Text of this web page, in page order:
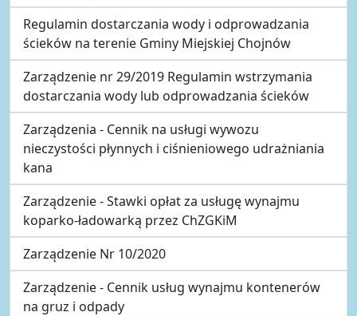
Regulamin dostarczania wody i odprowadzania
ścieków na terenie Gminy Miejskiej Chojnów
Zarządzenie nr 29/2019 Regulamin wstrzymania
dostarczania wody lub odprowadzania ścieków
Zarządzenia - Cennik na usługi wywozu
nieczystości płynnych i ciśnieniowego udrażniania
kana
Zarządzenie - Stawki opłat za usługę wynajmu
koparko-ładowarką przez ChZGKiM
Zarządzenie Nr 10/2020
Zarządzenie - Cennik usług wynajmu kontenerów
na gruz i odpady